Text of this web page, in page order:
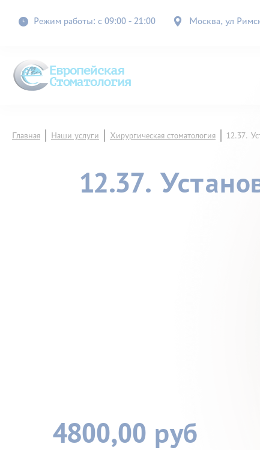
Режим работы: с 09:00 - 21:00 Москва, ул
Главная Наши услуги Хирургическая стоматология 12.37.
12.37.
4800,00 руб